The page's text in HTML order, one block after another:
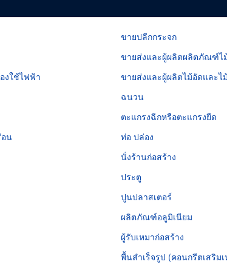
ขายปลีกกระจก
ขายส่งและผู้ผลิตผลิตภัณฑ์ไ
งใช้ไฟฟ้า
ขายส่งและผู้ผลิตไม้อัดและไ
ฉนวน
ตะแกรงฉีกหรือตะแกรงยืด
น
ท่อ ปล่อง
นั่งร้านก่อสร้าง
ประตู
ปูนปลาสเตอร์
ผลิตภัณฑ์อลูมิเนียม
ผู้รับเหมาก่อสร้าง
พื้นสำเร็จรูป (คอนกรีตเสริม